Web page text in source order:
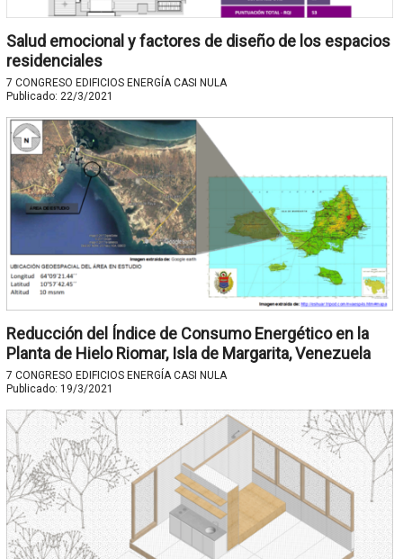
Salud emocional y factores de diseño de los espacios
residenciales
7 CONGRESO EDIFICIOS ENERGÍA CASI NULA
Publicado: 22/3/2021
Reducción del Índice de Consumo Energético en la
Planta de Hielo Riomar, Isla de Margarita, Venezuela
7 CONGRESO EDIFICIOS ENERGÍA CASI NULA
Publicado: 19/3/2021